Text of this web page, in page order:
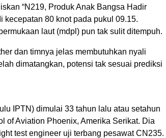
“N219, Produk Anak Bangsa Hadir
kecepatan 80 knot pada pukul 09.15.
laut (mdpl) pun tak sulit ditempuh.
dan timnya jelas membutuhkan nyali
dimatangkan, potensi tak sesuai prediksi
IPTN) dimulai 33 tahun lalu atau setahun
of Aviation Phoenix, Amerika Serikat. Dia
test engineer uji terbang pesawat CN235.